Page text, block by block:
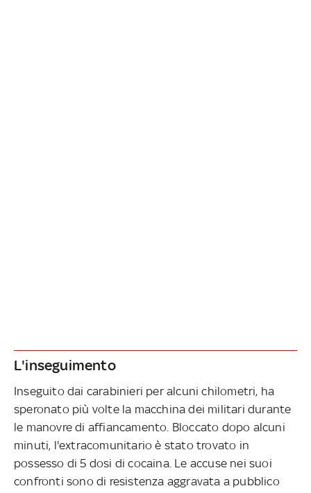
L'inseguimento
Inseguito dai carabinieri per alcuni chilometri, ha
speronato più volte la macchina dei militari durante
le manovre di affiancamento. Bloccato dopo alcuni
minuti, l'extracomunitario è stato trovato in
possesso di 5 dosi di cocaina. Le accuse nei suoi
confronti sono di resistenza aggravata a pubblico